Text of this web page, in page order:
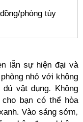
phòng tùy
lẫn sự hiện đại và
nhỏ với không
vật dụng. Không
bạn có thể hòa
Vào sáng sớm,